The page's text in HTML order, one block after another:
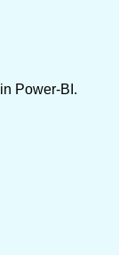
Power-BI.